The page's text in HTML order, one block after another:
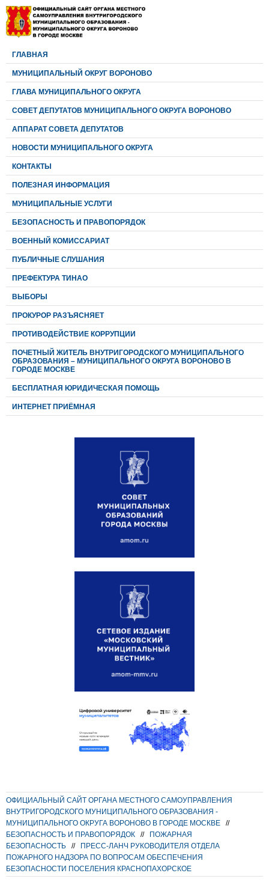
ГЛАВНАЯ
МУНИЦИПАЛЬНЫЙ ОКРУГ ВОРОНОВО
ГЛАВА МУНИЦИПАЛЬНОГО ОКРУГА
CОВЕТ ДЕПУТАТОВ МУНИЦИПАЛЬНОГО ОКРУГА ВОРОНОВО
АППАРАТ СОВЕТА ДЕПУТАТОВ
НОВОСТИ МУНИЦИПАЛЬНОГО ОКРУГА
КОНТАКТЫ
ПОЛЕЗНАЯ ИНФОРМАЦИЯ
МУНИЦИПАЛЬНЫЕ УСЛУГИ
БЕЗОПАСНОСТЬ И ПРАВОПОРЯДОК
ВОЕННЫЙ КОМИССАРИАТ
ПУБЛИЧНЫЕ СЛУШАНИЯ
ПРЕФЕКТУРА ТИНАО
ВЫБОРЫ
ПРОКУРОР РАЗЪЯСНЯЕТ
ПРОТИВОДЕЙСТВИЕ КОРРУПЦИИ
ПОЧЕТНЫЙ ЖИТЕЛЬ ВНУТРИГОРОДСКОГО МУНИЦИПАЛЬНОГО
ОБРАЗОВАНИЯ – МУНИЦИПАЛЬНОГО ОКРУГА ВОРОНОВО В
ГОРОДЕ МОСКВЕ
БЕСПЛАТНАЯ ЮРИДИЧЕСКАЯ ПОМОЩЬ
ИНТЕРНЕТ ПРИЁМНАЯ
ОФИЦИАЛЬНЫЙ САЙТ ОРГАНА МЕСТНОГО САМОУПРАВЛЕНИЯ
ВНУТРИГОРОДСКОГО МУНИЦИПАЛЬНОГО ОБРАЗОВАНИЯ -
МУНИЦИПАЛЬНОГО ОКРУГА ВОРОНОВО В ГОРОДЕ МОСКВЕ
//
БЕЗОПАСНОСТЬ И ПРАВОПОРЯДОК
//
ПОЖАРНАЯ
БЕЗОПАСНОСТЬ
//
ПРЕСС-ЛАНЧ РУКОВОДИТЕЛЯ ОТДЕЛА
ПОЖАРНОГО НАДЗОРА ПО ВОПРОСАМ ОБЕСПЕЧЕНИЯ
БЕЗОПАСНОСТИ ПОСЕЛЕНИЯ КРАСНОПАХОРСКОЕ